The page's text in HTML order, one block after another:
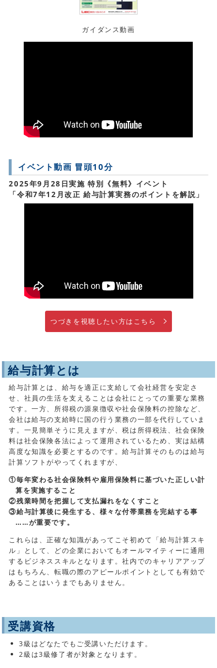
ガイダンス動画
イベント動画 冒頭10分
2025年9月28日実施 特別《無料》イベント
「令和7年12月改正 給与計算実務のポイントを解説」
つづきを視聴したい方はこちら
給与計算とは
給与計算とは、給与を適正に支給して会社経営を安定さ
せ、社員の生活を支えることは会社にとっての重要な業務
です。一方、所得税の源泉徴収や社会保険料の控除など、
会社は給与の支給時に国の行う業務の一部を代行していま
す。一見簡単そうに見えますが、税は所得税法、社会保険
料は社会保険各法によって運用されているため、実は結構
高度な知識を必要とするのです。給与計算そのものは給与
計算ソフトがやってくれますが、
①毎年変わる社会保険料や雇用保険料に基づいた正しい計
算を実施すること
②残業時間を把握して支払漏れをなくすこと
③給与計算後に発生する、様々な付帯業務を完結する事
……が重要です。
これらは、正確な知識があってこそ初めて「給与計算スキ
ル」として、どの企業においてもオールマイティーに通用
するビジネススキルとなります。社内でのキャリアアップ
はもちろん、転職の際のアピールポイントとしても有効で
あることはいうまでもありません。
受講資格
3級はどなたでもご受講いただけます。
2級は3級修了者が対象となります。